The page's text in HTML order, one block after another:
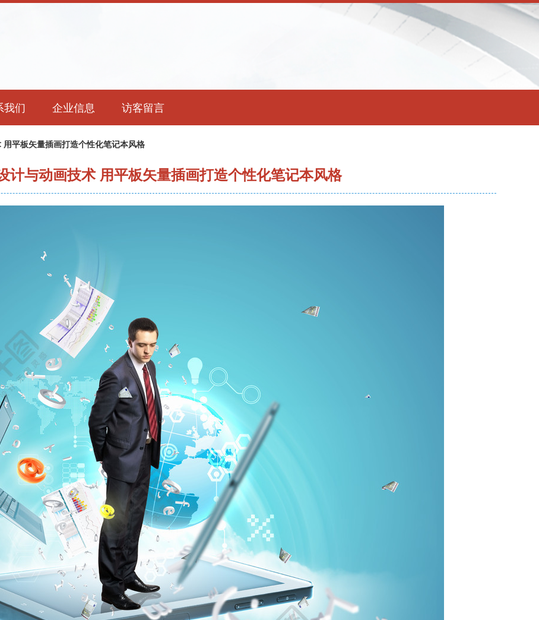
我们 企业信息 访客留言
平板矢量插画打造个性化笔记本风格
计与动画技术 用平板矢量插画打造个性化笔记本风格